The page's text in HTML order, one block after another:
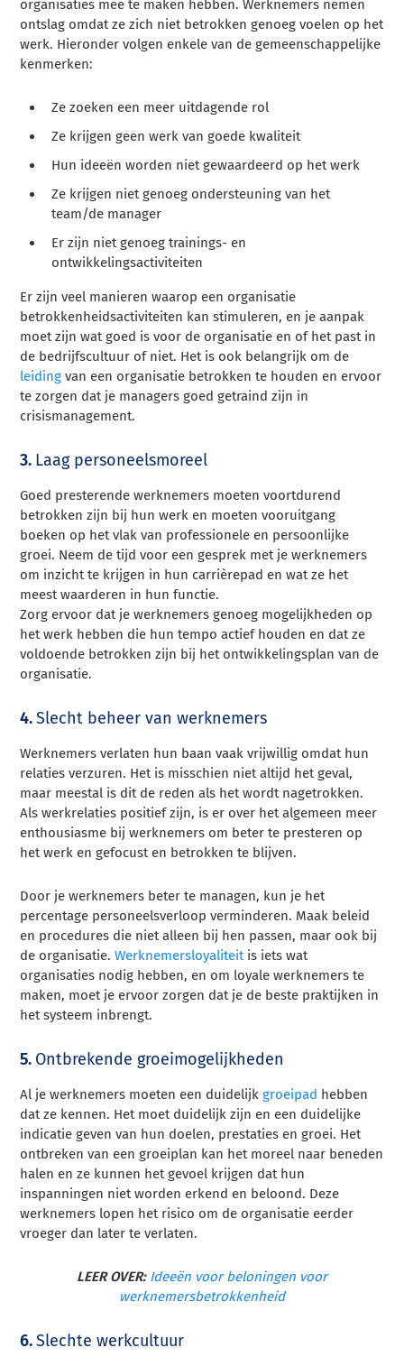
organisaties mee te maken hebben. Werknemers nemen
ontslag omdat ze zich niet betrokken genoeg voelen op het
werk. Hieronder volgen enkele van de gemeenschappelijke
kenmerken:
Ze zoeken een meer uitdagende rol
Ze krijgen geen werk van goede kwaliteit
Hun ideeën worden niet gewaardeerd op het werk
Ze krijgen niet genoeg ondersteuning van het
team/de manager
Er zijn niet genoeg trainings- en
ontwikkelingsactiviteiten
Er zijn veel manieren waarop een organisatie
betrokkenheidsactiviteiten kan stimuleren, en je aanpak
moet zijn wat goed is voor de organisatie en of het past in
de bedrijfscultuur of niet. Het is ook belangrijk om de
leiding van een organisatie betrokken te houden en ervoor
te zorgen dat je managers goed getraind zijn in
crisismanagement.
3. Laag personeelsmoreel
Goed presterende werknemers moeten voortdurend
betrokken zijn bij hun werk en moeten vooruitgang
boeken op het vlak van professionele en persoonlijke
groei. Neem de tijd voor een gesprek met je werknemers
om inzicht te krijgen in hun carrièrepad en wat ze het
meest waarderen in hun functie.
Zorg ervoor dat je werknemers genoeg mogelijkheden op
het werk hebben die hun tempo actief houden en dat ze
voldoende betrokken zijn bij het ontwikkelingsplan van de
organisatie.
4.Slecht beheer van werknemers
Werknemers verlaten hun baan vaak vrijwillig omdat hun
relaties verzuren. Het is misschien niet altijd het geval,
maar meestal is dit de reden als het wordt nagetrokken.
Als werkrelaties positief zijn, is er over het algemeen meer
enthousiasme bij werknemers om beter te presteren op
het werk en gefocust en betrokken te blijven.
Door je werknemers beter te managen, kun je het
percentage personeelsverloop verminderen. Maak beleid
en procedures die niet alleen bij hen passen, maar ook bij
de organisatie.Werknemersloyaliteitis iets wat
organisaties nodig hebben, en om loyale werknemers te
maken, moet je ervoor zorgen dat je de beste praktijken in
het systeem inbrengt.
5. Ontbrekende groeimogelijkheden
Al je werknemers moeten een duidelijkgroeipad hebben
dat ze kennen. Het moet duidelijk zijn en een duidelijke
indicatie geven van hun doelen, prestaties en groei. Het
ontbreken van een groeiplan kan het moreel naar beneden
halen en ze kunnen het gevoel krijgen dat hun
inspanningen niet worden erkend en beloond. Deze
werknemers lopen het risico om de organisatie eerder
vroeger dan later te verlaten.
LEER OVER: Ideeën voor beloningen voor
werknemersbetrokkenheid
6.Slechte werkcultuur